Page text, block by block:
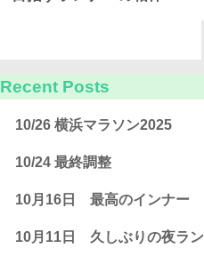
Recent Posts
10/26 横浜マラソン2025
10/24 最終調整
10月16日 最高のインナー
10月11日 久しぶりの夜ラン